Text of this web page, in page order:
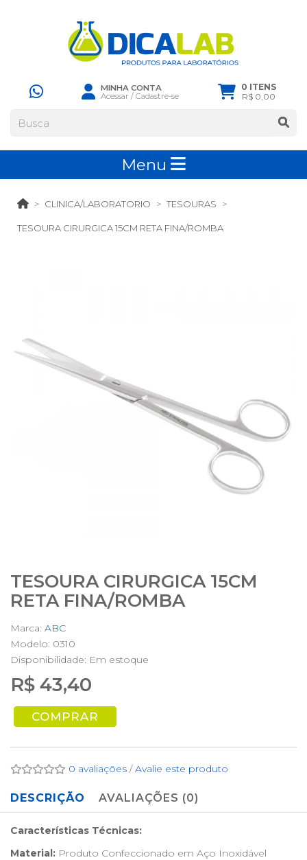
MINHA CONTA
Acessar /Cadastre-se
0 ITENS
R$ 0,00
Menu
CLINICA/LABORATORIO TESOURAS
TESOURA CIRURGICA 15CM RETA FINA/ROMBA
TESOURA CIRURGICA 15CM
RETA FINA/ROMBA
Marca: ABC
Modelo: 0310
Disponibilidade: Em estoque
R$ 43,40
COMPRAR
0 avaliações /Avalie este produto
DESCRIÇÃO AVALIAÇÕES (0)
Características Técnicas:
Material: Produto Confeccionado em Aço Inoxidável